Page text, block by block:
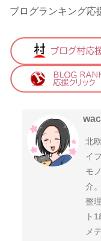
ブログランキング応
北
イ
モ
介。
整
ト1
メ